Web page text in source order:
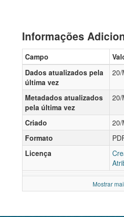
Informações
Campo
Dados atualizados pela
última vez
20/
Metadados atualizados
pela última vez
20/
Criado
20/
Formato
Licença
Mostrar